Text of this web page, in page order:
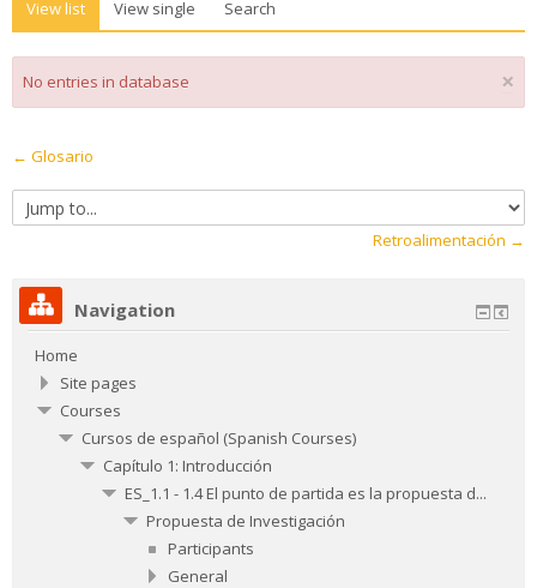
View list View single Search
×
No entries in database
← Glosario
Jump
to...
Retroalimentación →
Navigation
Home
Site pages
Courses
Cursos de español (Spanish Courses)
Capítulo 1: Introducción
ES_1.1 - 1.4 El punto de partida es la propuesta d...
Propuesta de Investigación
Participants
General